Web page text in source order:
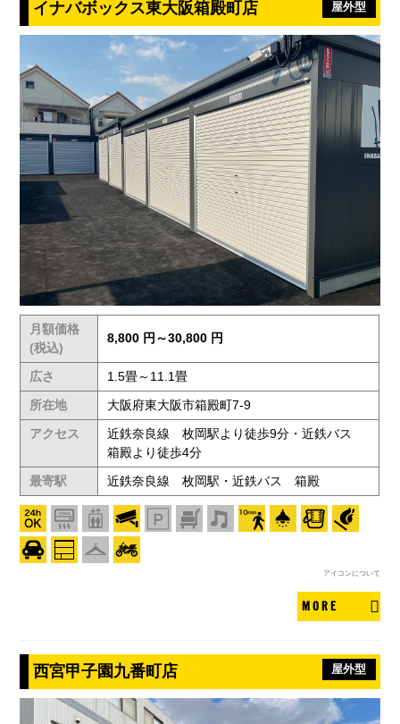
イナバボックス東大阪箱殿町店 屋外型
月額価格
(税込)
8,800 円～30,800 円
広さ
1.5畳～11.1畳
所在地
大阪府東大阪市箱殿町7-9
アクセス
近鉄奈良線 枚岡駅より徒歩9分・近鉄バス
箱殿より徒歩4分
最寄駅
近鉄奈良線 枚岡駅・近鉄バス 箱殿
アイコンについて
MORE
西宮甲子園九番町店 屋外型